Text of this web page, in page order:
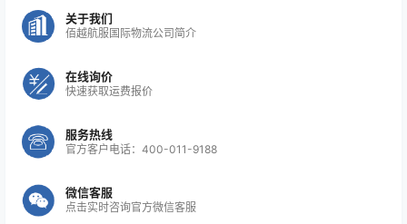
关于我们
佰越航服国际物流公司简介
在线询价
快速获取运费报价
服务热线
官方客户电话：400-011-9188
微信客服
点击实时咨询官方微信客服